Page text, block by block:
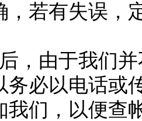
，若有失误，
，由于我们
务必以电话或
我们，以便查